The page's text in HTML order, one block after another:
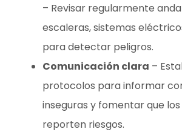
– Revisar regularmente
escaleras, sistemas
para detectar peligros.
Comunicación clara –
protocolos para informar
inseguras y fomentar que
reporten riesgos.